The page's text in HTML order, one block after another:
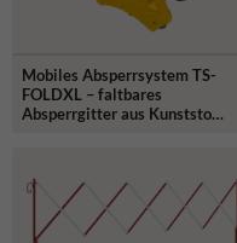
Mobiles Absperrsystem TS-
FOLDXL – faltbares
Absperrgitter aus Kunststoff,